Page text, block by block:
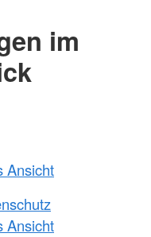
im
Ansicht
Ansicht